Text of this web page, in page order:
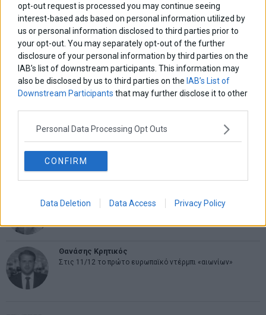
opt-out request is processed you may continue seeing
interest-based ads based on personal information utilized by
us or personal information disclosed to third parties prior to
your opt-out. You may separately opt-out of the further
disclosure of your personal information by third parties on the
IAB’s list of downstream participants. This information may
also be disclosed by us to third parties on the IAB’s List of
Downstream Participants that may further disclose it to other
Personal Data Processing Opt Outs
CONFIRM
Data Deletion Data Access Privacy Policy
Εύη Φραγκάκη
Η αληθινή παιδεία ξεκινά από την ψυχή…
Σταματίνα Σταματάκου
Η βία κατά των ζώων δεν αντέχει βολικές ερμηνείες
Δημήτρης Καμπουράκης
Από την αποθέωση στην καταγγελία: Η Ελλάδα πάντα
ψάχνει τον επόμενο Μεσσία
MIT Sloan: Οι AI-driven επιχειρήσεις διαμορφώνουν το νέο
Θανάσης Κρητικός
Στις 11/12 το πρώτο ευρωπαϊκό ντέρμπι «αιωνίων»